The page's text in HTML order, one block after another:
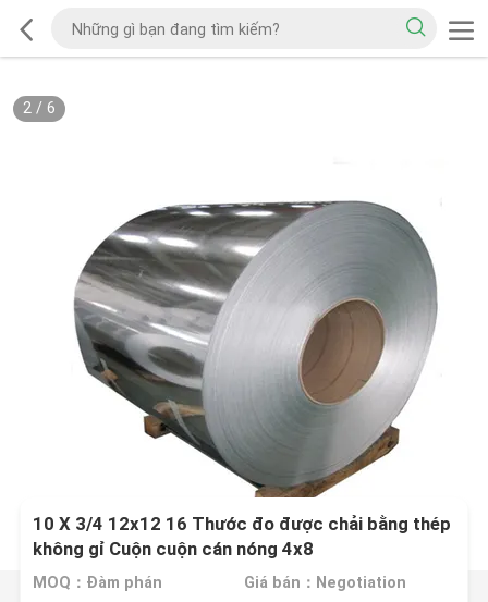
2/ 6
10 X 3/4 12x12 16 Thước đo được chải bằng thép
không gỉ Cuộn cuộn cán nóng 4x8
MOQ：Đàm phán Giá bán：Negotiation